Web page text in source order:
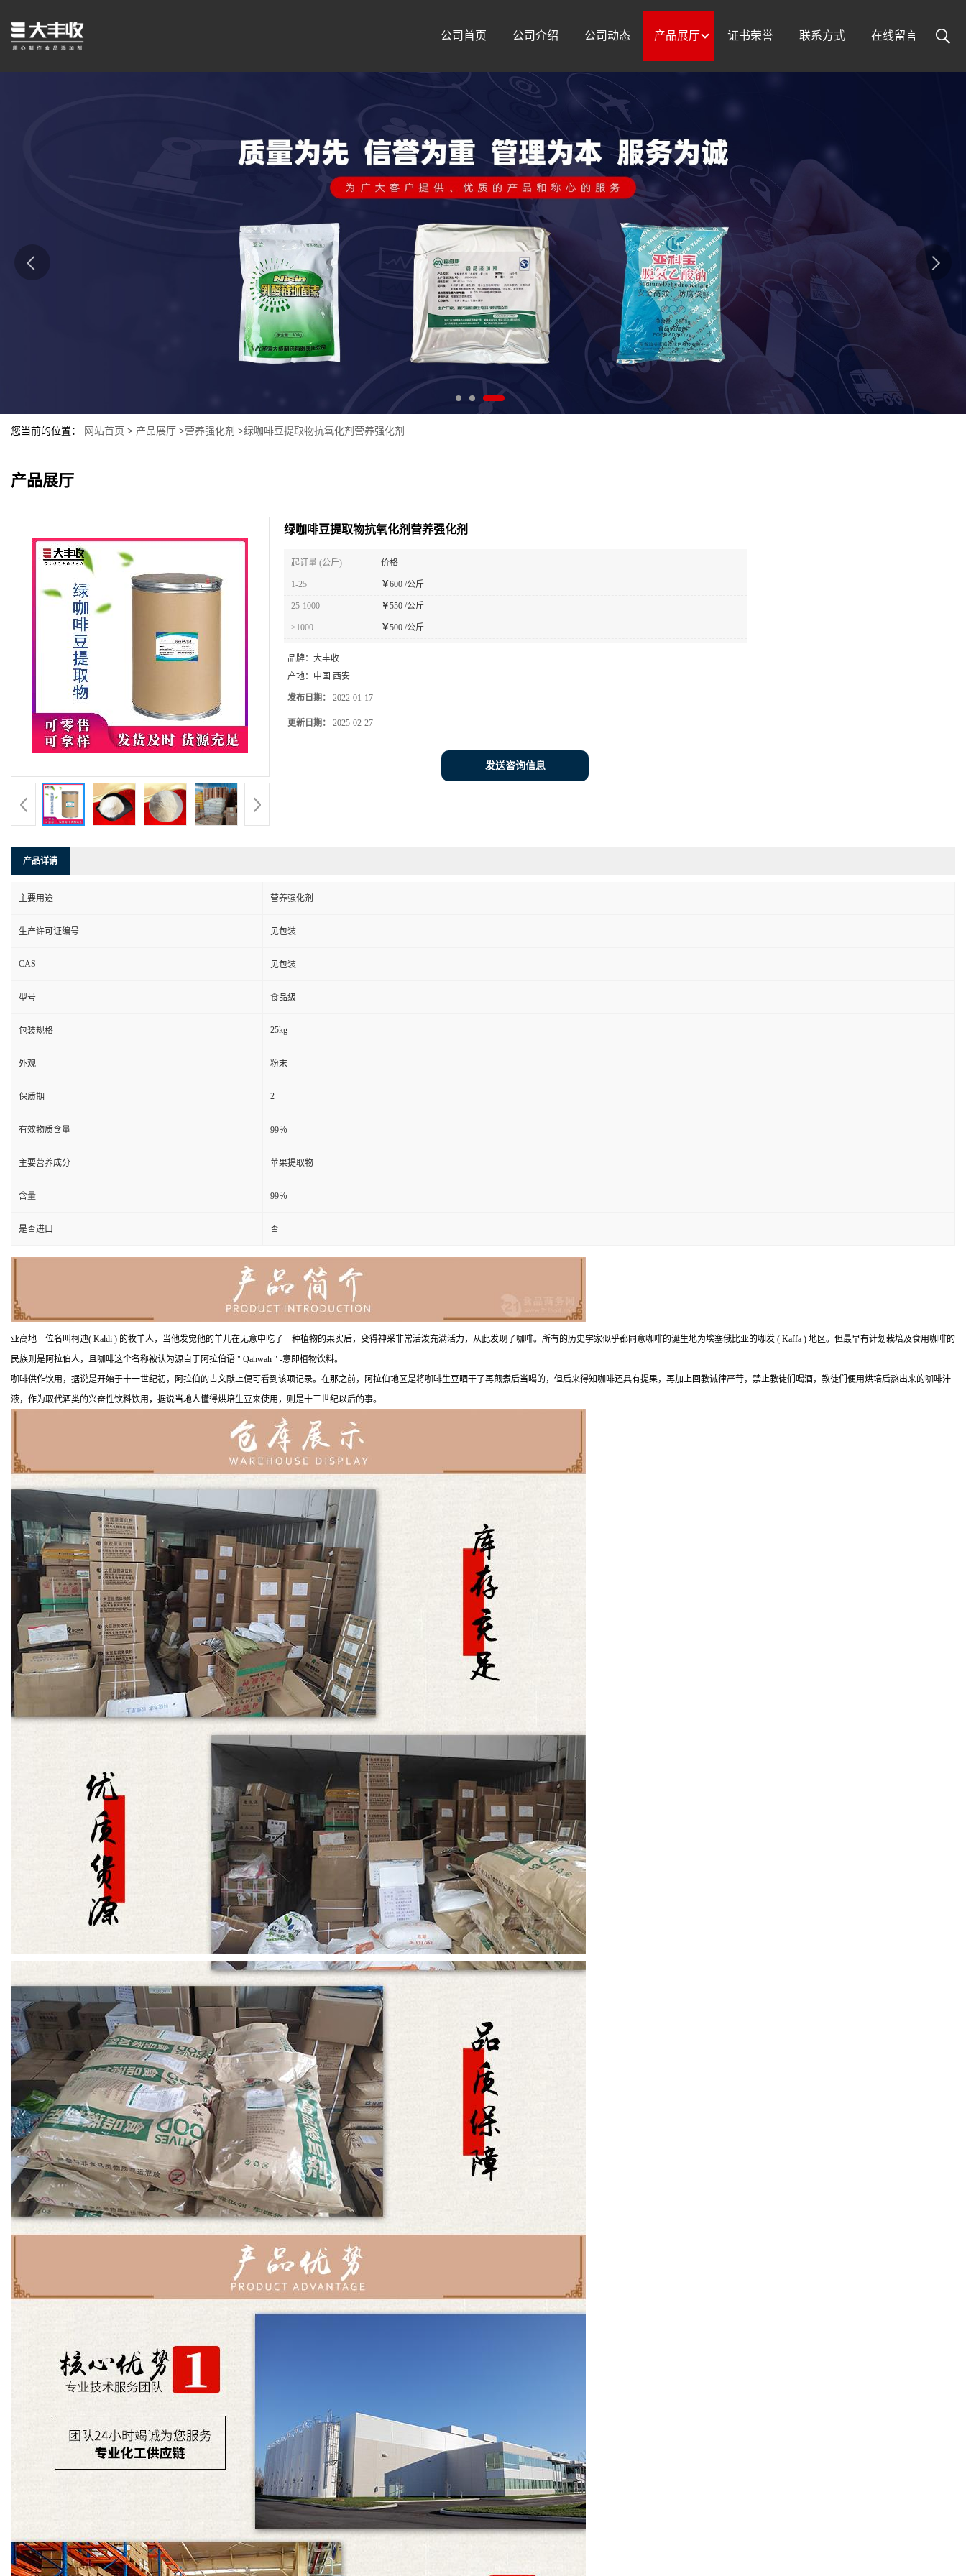
公司首页 公司介绍 公司动态 产品展厅 证书荣誉 联系方式 在线留言
您当前的位置： 网站首页 > 产品展厅 >营养强化剂 >绿咖啡豆提取物抗氧化剂营养强化剂
产品展厅
绿咖啡豆提取物抗氧化剂营养强化剂
起订量 (公斤) 价格
1-25 ￥600 /公斤
25-1000 ￥550 /公斤
≥1000 ￥500 /公斤
品牌： 大丰收
产地： 中国 西安
发布日期： 2022-01-17
更新日期： 2025-02-27
发送咨询信息
产品详请
主要用途 营养强化剂
生产许可证编号 见包装
CAS 见包装
型号 食品级
包装规格 25kg
外观 粉末
保质期 2
有效物质含量 99％
主要营养成分 苹果提取物
含量 99％
是否进口 否
亚高地一位名叫柯迪( Kaldi ) 的牧羊人，当他发觉他的羊儿在无意中吃了一种植物的果实后，变得神采非常活泼充满活力，从此发现了咖啡。所有的历史学家似乎都同意咖啡的诞生地为埃塞俄比亚的咖发 ( Kaffa ) 地区。但最早有计划栽培及食用咖啡的
民族则是阿拉伯人，且咖啡这个名称被认为源自于阿拉伯语 " Qahwah " -意即植物饮料。
咖啡供作饮用，据说是开始于十一世纪初，阿拉伯的古文献上便可看到该项记录。在那之前，阿拉伯地区是将咖啡生豆晒干了再煎煮后当喝的，但后来得知咖啡还具有提果，再加上回教诫律严苛，禁止教徒们喝酒，教徒们便用烘培后熬出来的咖啡汁
液，作为取代酒类的兴奋性饮料饮用，据说当地人懂得烘培生豆来使用，则是十三世纪以后的事。